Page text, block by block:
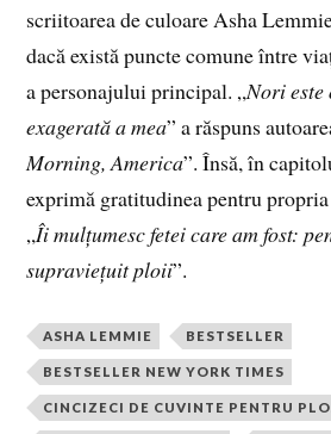
scriitoarea de culoare Asha
dacă există puncte comune între
a personajului principal. „Nori este
exagerată a mea” a răspuns
Morning, America”. Însă, în
exprimă gratitudinea pentru
„Îi mulțumesc fetei care am fost:
supraviețuit ploii”.
ASHA LEMMIE BESTSELLER
BESTSELLER NEW YORK TIMES
CINCIZECI DE CUVINTE PENTRU